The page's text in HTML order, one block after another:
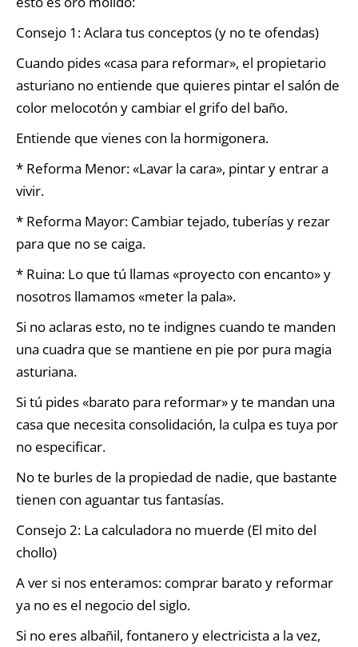
Consejo 1: Aclara tus conceptos (y no te ofendas)
Cuando pides «casa para reformar», el propietario
asturiano no entiende que quieres pintar el salón de
color melocotón y cambiar el grifo del baño.
Entiende que vienes con la hormigonera.
* Reforma Menor: «Lavar la cara», pintar y entrar a
vivir.
* Reforma Mayor: Cambiar tejado, tuberías y rezar
para que no se caiga.
* Ruina: Lo que tú llamas «proyecto con encanto» y
nosotros llamamos «meter la pala».
Si no aclaras esto, no te indignes cuando te manden
una cuadra que se mantiene en pie por pura magia
asturiana.
Si tú pides «barato para reformar» y te mandan una
casa que necesita consolidación, la culpa es tuya por
no especificar.
No te burles de la propiedad de nadie, que bastante
tienen con aguantar tus fantasías.
Consejo 2: La calculadora no muerde (El mito del
chollo)
A ver si nos enteramos: comprar barato y reformar
ya no es el negocio del siglo.
Si no eres albañil, fontanero y electricista a la vez,